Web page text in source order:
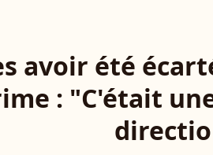
avoir été
: "C'était